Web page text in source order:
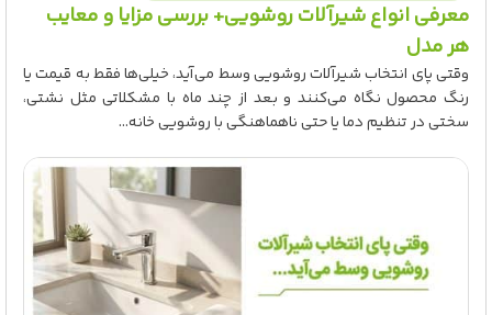
معرفی انواع شیرآلات روشویی+ بررسی مزایا و معایب
هر مدل
وقتی پای انتخاب شیرآلات روشویی وسط می‌آید، خیلی‌ها فقط به قیمت یا
رنگ محصول نگاه می‌کنند و بعد از چند ماه با مشکلاتی مثل نشتی،
سختی در تنظیم دما یا حتی ناهماهنگی با روشویی خانه...